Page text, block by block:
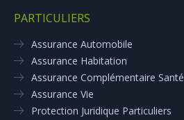
PARTICULIERS
Assurance Automobile
Assurance Habitation
Assurance Complémentaire Santé
Assurance Vie
Protection Juridique Particuliers